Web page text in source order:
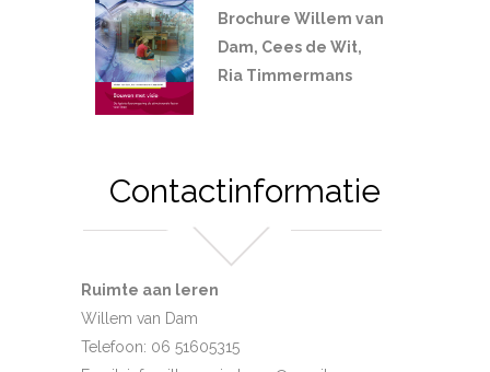
Brochure Willem van
Dam, Cees de Wit,
Ria Timmermans
Contactinformatie
Ruimte aan leren
Willem van Dam
Telefoon: 06 51605315